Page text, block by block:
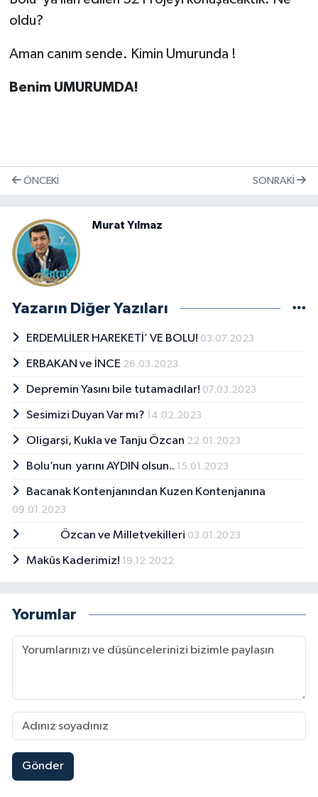
oldu?
Aman canım sende. Kimin Umurunda !
Benim UMURUMDA!
ÖNCEKI SONRAKI
Murat Yılmaz
Yazarın Diğer Yazıları
ERDEMLİLER HAREKETİ’ VE BOLU! 03.07.2023
ERBAKAN ve İNCE 26.03.2023
Depremin Yasını bile tutamadılar! 07.03.2023
Sesimizi Duyan Var mı? 14.02.2023
Oligarşi, Kukla ve Tanju Özcan 22.01.2023
Bolu’nun yarını AYDIN olsun.. 15.01.2023
Bacanak Kontenjanından Kuzen Kontenjanına
09.01.2023
Özcan ve Milletvekilleri 03.01.2023
Makûs Kaderimiz! 19.12.2022
Yorumlar
Gönder